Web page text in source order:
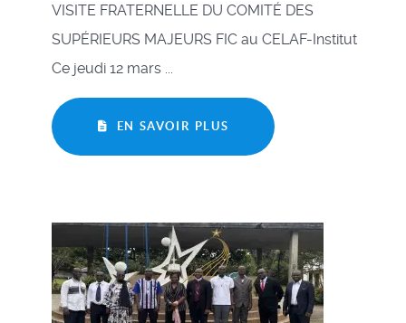
VISITE FRATERNELLE DU COMITÉ DES
SUPÉRIEURS MAJEURS FIC au CELAF-Institut
Ce jeudi 12 mars ...
EN SAVOIR PLUS